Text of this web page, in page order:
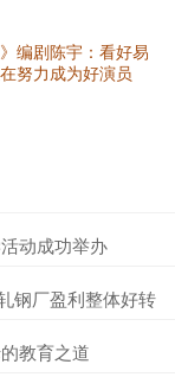
编剧陈宇：看好易
努力成为好演员
动成功举办
钢厂盈利整体好转
教育之道